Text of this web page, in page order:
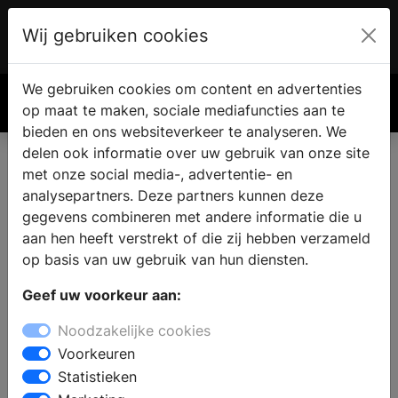
€ 0.00
Wij gebruiken cookies
We gebruiken cookies om content en advertenties
op maat te maken, sociale mediafuncties aan te
bieden en ons websiteverkeer te analyseren. We
delen ook informatie over uw gebruik van onze site
met onze social media-, advertentie- en
analysepartners. Deze partners kunnen deze
gegevens combineren met andere informatie die u
aan hen heeft verstrekt of die zij hebben verzameld
op basis van uw gebruik van hun diensten.
Geef uw voorkeur aan:
Noodzakelijke cookies
Voorkeuren
Statistieken